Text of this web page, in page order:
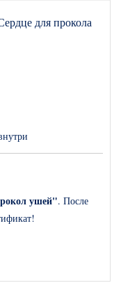
для прокола
ушей". После
но она и по